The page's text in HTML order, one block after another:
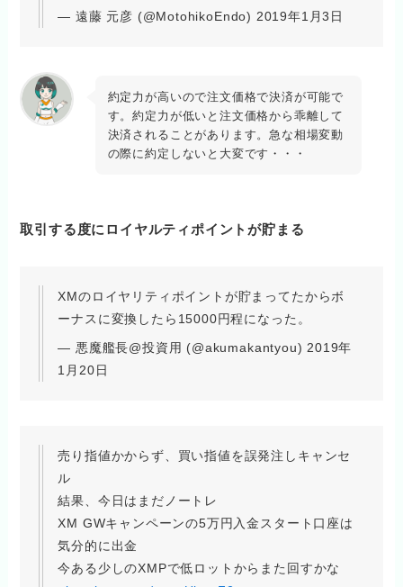
— 遠藤 元彦 (@MotohikoEndo) 2019年1月3日
約定力が高いので注文価格で決済が可能で
す。約定力が低いと注文価格から乖離して
決済されることがあります。急な相場変動
の際に約定しないと大変です・・・
取引する度にロイヤルティポイントが貯まる
XMのロイヤリティポイントが貯まってたからボ
ーナスに変換したら15000円程になった。
— 悪魔艦長@投資用 (@akumakantyou) 2019年
1月20日
売り指値かからず、買い指値を誤発注しキャンセ
ル
結果、今日はまだノートレ
XM GWキャンペーンの5万円入金スタート口座は
気分的に出金
今ある少しのXMPで低ロットからまた回すかな